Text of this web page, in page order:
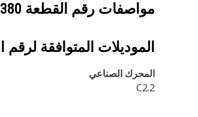
مواصفات رقم القطعة 380-2675
الموديلات المتوافقة لرقم
المحرك الصناعي
C2.2